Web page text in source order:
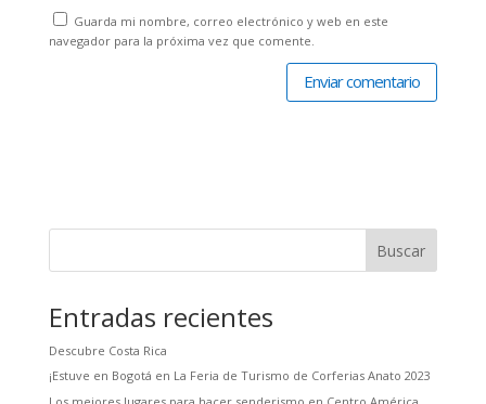
Guarda mi nombre, correo electrónico y web en este
navegador para la próxima vez que comente.
Buscar
Entradas recientes
Descubre Costa Rica
¡Estuve en Bogotá en La Feria de Turismo de Corferias Anato 2023